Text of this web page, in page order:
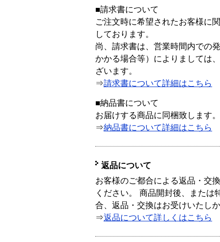
■請求書について
ご注文時に希望されたお客様に
しております。
尚、請求書は、営業時間内での
かかる場合等）によりましては
ざいます。
⇒請求書について詳細はこちら
■納品書について
お届けする商品に同梱致します。
⇒納品書について詳細はこちら
返品について
お客様のご都合による返品・交
ください。 商品開封後、または
合、返品・交換はお受けいたし
⇒返品について詳しくはこちら